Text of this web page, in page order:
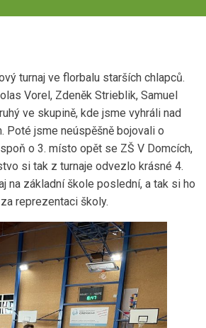
turnaj ve florbalu starších chlapců.
Vorel, Zdeněk Strieblik, Samuel
ve skupině, kde jsme vyhráli nad
Poté jsme neúspěšně bojovali o
o 3. místo opět se ZŠ V Domcích,
si tak z turnaje odvezlo krásné 4.
na základní škole poslední, a tak si ho
reprezentaci školy.